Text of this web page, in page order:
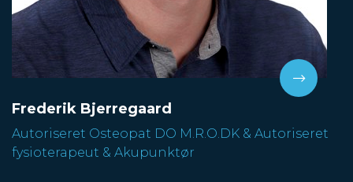
Frederik Bjerregaard
Autoriseret Osteopat DO M.R.O.DK & Autoriseret
fysioterapeut & Akupunktør